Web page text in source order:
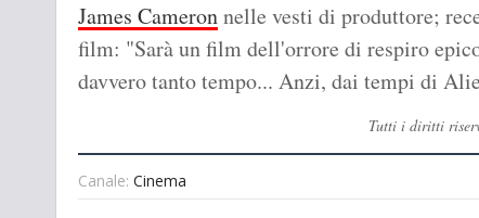
James Cameronnelle vesti di produttore;
film: "Sarà un film dell'orrore di respiro
davvero tanto tempo... Anzi, dai tempi di
Tutti i diritti
Canale: Cinema